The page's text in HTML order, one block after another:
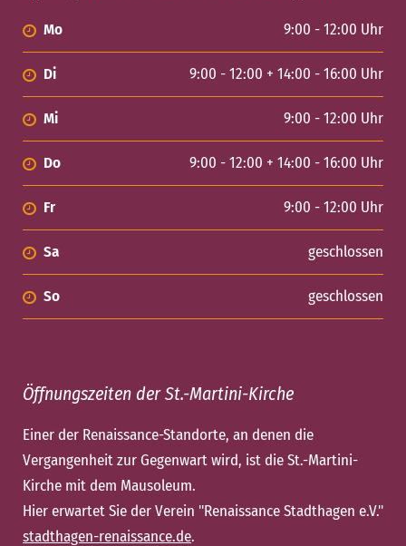
Mo 9:00 - 12:00 Uhr
Di 9:00 - 12:00 + 14:00 - 16:00 Uhr
Mi 9:00 - 12:00 Uhr
Do 9:00 - 12:00 + 14:00 - 16:00 Uhr
Fr 9:00 - 12:00 Uhr
Sa geschlossen
So geschlossen
Öffnungszeiten der St.-Martini-Kirche
Einer der Renaissance-Standorte, an denen die
Vergangenheit zur Gegenwart wird, ist die St.-Martini-
Kirche mit dem Mausoleum.
Hier erwartet Sie der Verein "Renaissance Stadthagen e.V."
stadthagen-renaissance.de.